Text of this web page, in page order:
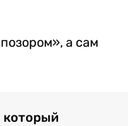
а сам
который